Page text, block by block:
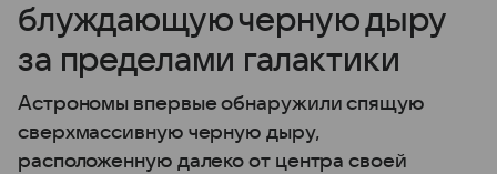
блуждающую черную дыру
за пределами галактики
Астрономы впервые обнаружили спящую
сверхмассивную черную дыру,
расположенную далеко от центра своей